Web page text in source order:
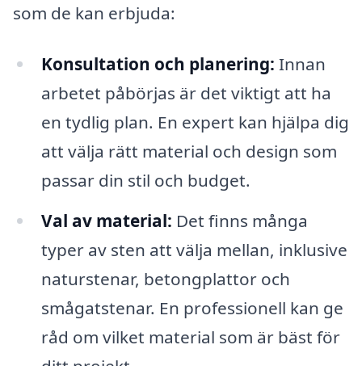
som de kan erbjuda:
Konsultation och planering: Innan
arbetet påbörjas är det viktigt att ha
en tydlig plan. En expert kan hjälpa dig
att välja rätt material och design som
passar din stil och budget.
Val av material: Det finns många
typer av sten att välja mellan, inklusive
naturstenar, betongplattor och
smågatstenar. En professionell kan ge
råd om vilket material som är bäst för